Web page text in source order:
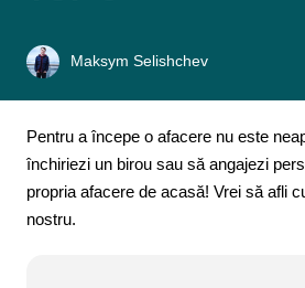
Maksym Selishchev
Pentru a începe o afacere nu este
închiriezi un birou sau să angajezi
propria afacere de acasă! Vrei să afli
nostru.